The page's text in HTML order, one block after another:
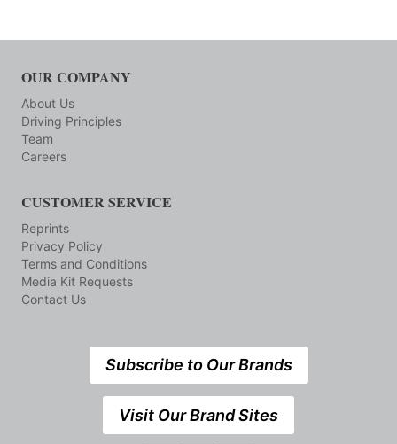
OUR COMPANY
About Us
Driving Principles
Team
Careers
CUSTOMER SERVICE
Reprints
Privacy Policy
Terms and Conditions
Media Kit Requests
Contact Us
Subscribe to Our Brands
Visit Our Brand Sites